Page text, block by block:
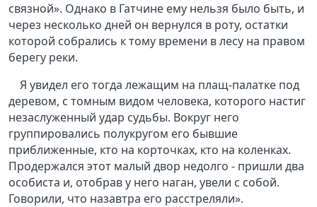
связной». Однако в Гатчине ему нельзя было быть, и
через несколько дней он вернулся в роту, остатки
которой собрались к тому времени в лесу на правом
берегу реки.
Я увидел его тогда лежащим на плащ-палатке под
деревом, с томным видом человека, которого настиг
незаслуженный удар судьбы. Вокруг него
группировались полукругом его бывшие
приближенные, кто на корточках, кто на коленках.
Продержался этот малый двор недолго - пришли два
особиста и, отобрав у него наган, увели с собой.
Говорили, что назавтра его расстреляли».